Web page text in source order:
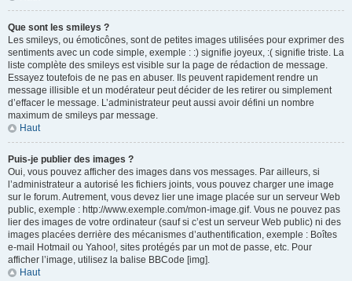
Que sont les smileys ?
Les smileys, ou émoticônes, sont de petites images utilisées pour exprimer des
sentiments avec un code simple, exemple : :) signifie joyeux, :( signifie triste. La
liste complète des smileys est visible sur la page de rédaction de message.
Essayez toutefois de ne pas en abuser. Ils peuvent rapidement rendre un
message illisible et un modérateur peut décider de les retirer ou simplement
d’effacer le message. L’administrateur peut aussi avoir défini un nombre
maximum de smileys par message.
Haut
Puis-je publier des images ?
Oui, vous pouvez afficher des images dans vos messages. Par ailleurs, si
l’administrateur a autorisé les fichiers joints, vous pouvez charger une image
sur le forum. Autrement, vous devez lier une image placée sur un serveur Web
public, exemple : http://www.exemple.com/mon-image.gif. Vous ne pouvez pas
lier des images de votre ordinateur (sauf si c’est un serveur Web public) ni des
images placées derrière des mécanismes d’authentification, exemple : Boîtes
e-mail Hotmail ou Yahoo!, sites protégés par un mot de passe, etc. Pour
afficher l’image, utilisez la balise BBCode [img].
Haut